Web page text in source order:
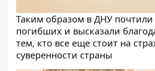
Таким образом в ДНУ почтили
погибших и высказали
тем, кто все еще стоит на
суверенности страны